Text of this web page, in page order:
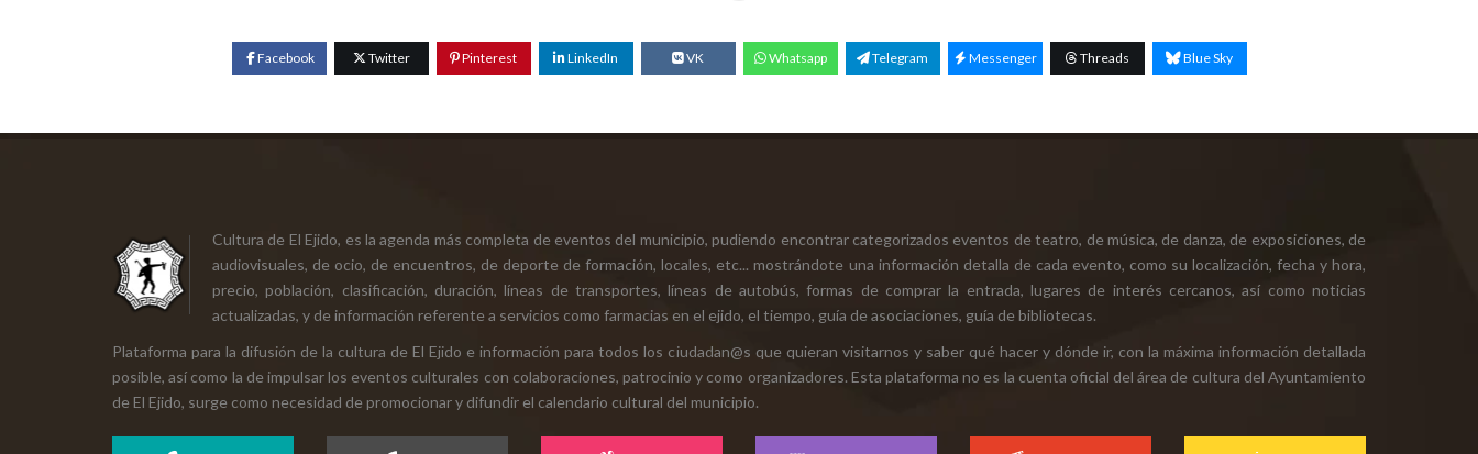
Facebook Twitter Pinterest LinkedIn VK Whatsapp Telegram Messenger Threads Blue Sky
Cultura de El Ejido, es la agenda más completa de eventos del municipio, pudiendo encontrar categorizados eventos de teatro, de música, de danza, de exposiciones, de
audiovisuales, de ocio, de encuentros, de deporte de formación, locales, etc... mostrándote una información detalla de cada evento, como su localización, fecha y hora,
precio, población, clasificación, duración, líneas de transportes, líneas de autobús, formas de comprar la entrada, lugares de interés cercanos, así como noticias
actualizadas, y de información referente a servicios como farmacias en el ejido, el tiempo, guía de asociaciones, guía de bibliotecas.
Plataforma para la difusión de la cultura de El Ejido e información para todos los ciudadan@s que quieran visitarnos y saber qué hacer y dónde ir, con la máxima información detallada
posible, así como la de impulsar los eventos culturales con colaboraciones, patrocinio y como organizadores. Esta plataforma no es la cuenta oficial del área de cultura del Ayuntamiento
de El Ejido, surge como necesidad de promocionar y difundir el calendario cultural del municipio.